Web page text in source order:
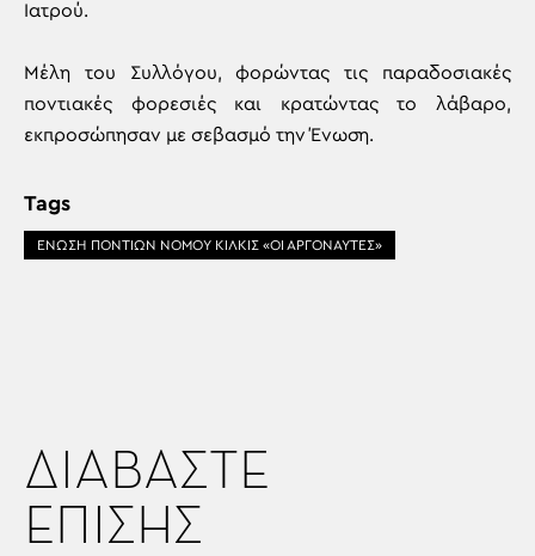
Ιατρού.
Μέλη του Συλλόγου, φορώντας τις παραδοσιακές
ποντιακές φορεσιές και κρατώντας το λάβαρο,
εκπροσώπησαν με σεβασμό την Ένωση.
Tags
ΕΝΩΣΗ ΠΟΝΤΙΩΝ ΝΟΜΟΥ ΚΙΛΚΙΣ «ΟΙ ΑΡΓΟΝΑΥΤΕΣ»
ΔΙΑΒΑΣΤΕ
ΕΠΙΣΗΣ